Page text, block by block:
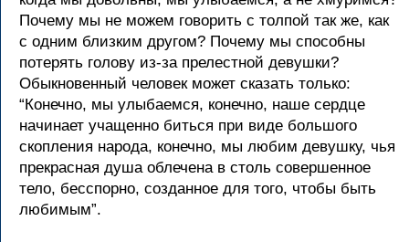
Почему мы не можем говорить с толпой так же, как
с одним близким другом? Почему мы способны
потерять голову из-за прелестной девушки?
Обыкновенный человек может сказать только:
“Конечно, мы улыбаемся, конечно, наше сердце
начинает учащенно биться при виде большого
скопления народа, конечно, мы любим девушку, чья
прекрасная душа облечена в столь совершенное
тело, бесспорно, созданное для того, чтобы быть
любимым”.